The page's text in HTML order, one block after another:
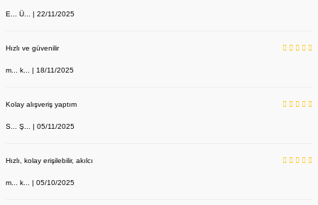
Labor Medikal Tekstil
E... Ü... | 22/11/2025
Hızlı ve güvenilir
m... k... | 18/11/2025
Kolay alışveriş yaptım
S... Ş... | 05/11/2025
Hızlı, kolay erişilebilir, akılcı
m... k... | 05/10/2025